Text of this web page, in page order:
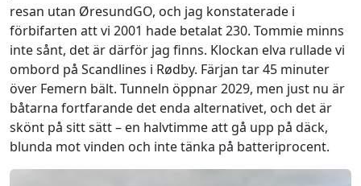
resan utan ØresundGO, och jag konstaterade i
förbifarten att vi 2001 hade betalat 230. Tommie minns
inte sånt, det är därför jag finns. Klockan elva rullade vi
ombord på Scandlines i Rødby. Färjan tar 45 minuter
över Femern bält. Tunneln öppnar 2029, men just nu är
båtarna fortfarande det enda alternativet, och det är
skönt på sitt sätt – en halvtimme att gå upp på däck,
blunda mot vinden och inte tänka på batteriprocent.